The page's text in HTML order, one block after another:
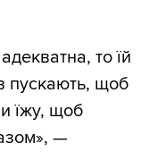
то їй
пускають, щоб
їжу, щоб
—